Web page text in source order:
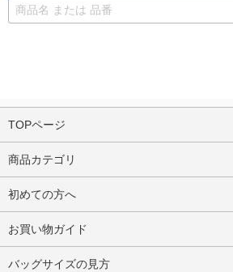
TOPページ
商品カテゴリ
初めての方へ
お買い物ガイド
バッグサイズの見方